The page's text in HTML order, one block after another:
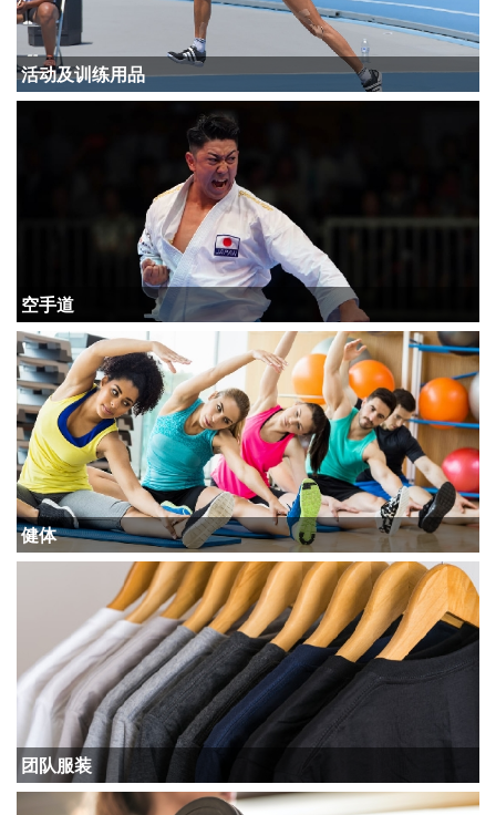
活动及训练用品
空手道
健体
团队服装